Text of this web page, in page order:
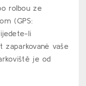
rolbou ze
(GPS:
li
zaparkované vaše
je od